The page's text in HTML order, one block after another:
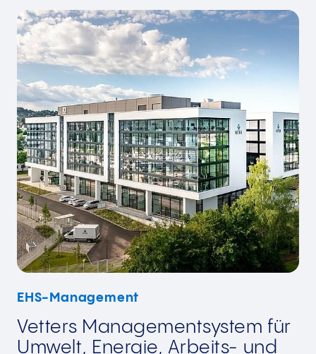
EHS-Management
Vetters Managementsystem für
Umwelt, Energie, Arbeits- und